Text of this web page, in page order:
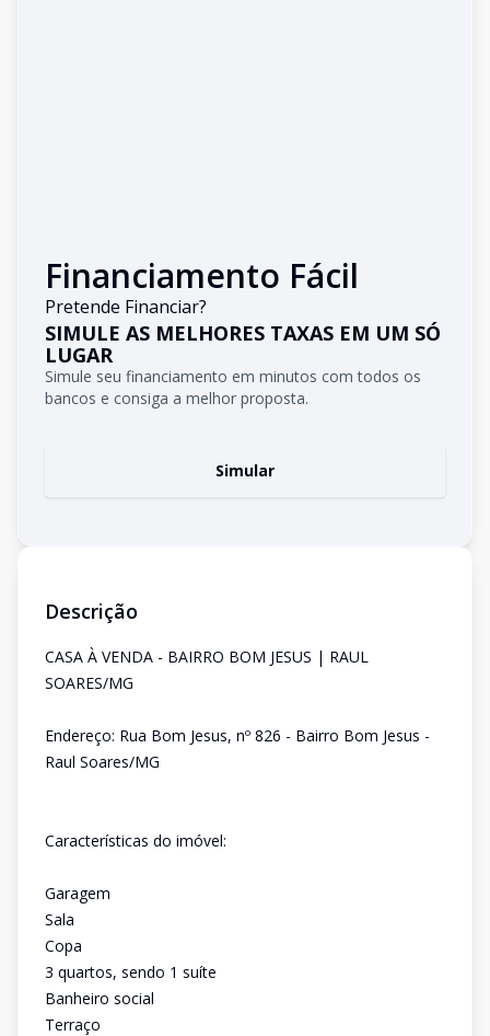
Financiamento Fácil
Pretende Financiar?
SIMULE AS MELHORES TAXAS EM UM SÓ
LUGAR
Simule seu financiamento em minutos com todos os
bancos e consiga a melhor proposta.
Simular
Descrição
CASA À VENDA - BAIRRO BOM JESUS | RAUL
SOARES/MG
Endereço: Rua Bom Jesus, nº 826 - Bairro Bom Jesus -
Raul Soares/MG
Características do imóvel:
Garagem
Sala
Copa
3 quartos, sendo 1 suíte
Banheiro social
Terraço